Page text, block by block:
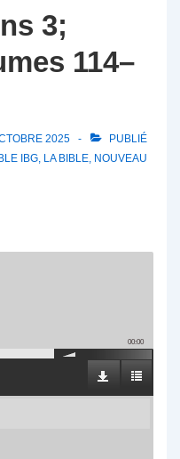
3;
114–
2025
PUBLIÉ
IBG, LA BIBLE, NOUVEAU
00:00